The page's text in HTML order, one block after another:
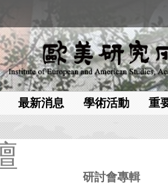
最新消息 學術活動 重
研討會專輯